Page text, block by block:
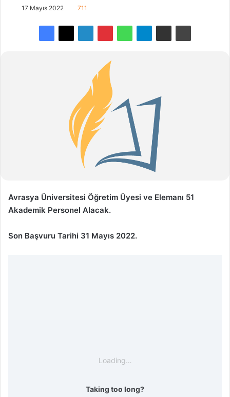
17 Mayıs 2022 711
Avrasya Üniversitesi Öğretim Üyesi ve Elemanı 51
Akademik Personel Alacak.
Son Başvuru Tarihi 31 Mayıs 2022.
Loading…
Taking too long?